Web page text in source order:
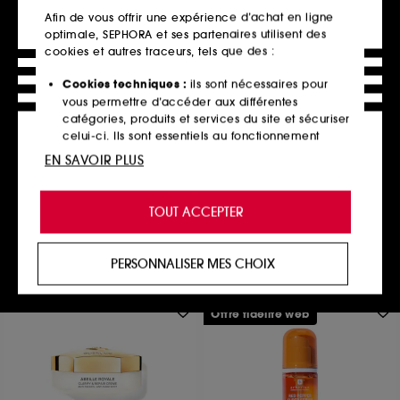
KIEHL'S SINCE 1851
Crème légère Ultra
Hydratante SPF 30
Ultra Facial Cream SPF 30
65
74,00€ /100ml
Ajouter au panier
Offre fidélité web
Afin de vous offrir une expérience d’achat en ligne
optimale, SEPHORA et ses partenaires utilisent des
cookies et autres traceurs, tels que des :
Cookies techniques : ils sont nécessaires pour
vous permettre d’accéder aux différentes
catégories, produits et services du site et sécuriser
celui-ci. Ils sont essentiels au fonctionnement
technique du site et ne peuvent être désactivés.
de vous offrir une expérience enrichie et
personnalisée en vous recommandant des
produits, des services et des contenus qui
proposer des offres promotionnelles adaptées à
votre profil.
Cookies réseaux sociaux et publicité :ils sont
utilisés pour vous présenter du contenu susceptible
de vous plaire via des publicités, y compris sur des
sites tiers et sur les réseaux sociaux, sur la base
des pages que vous avez consultées, de votre
TOUT ACCEPTER
PERSONNALISER MES CHOIX
EN SAVOIR PLUS